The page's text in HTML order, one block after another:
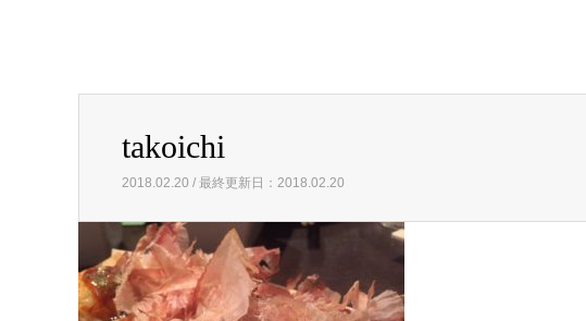
takoichi
2018.02.20 / 最終更新日：2018.02.20